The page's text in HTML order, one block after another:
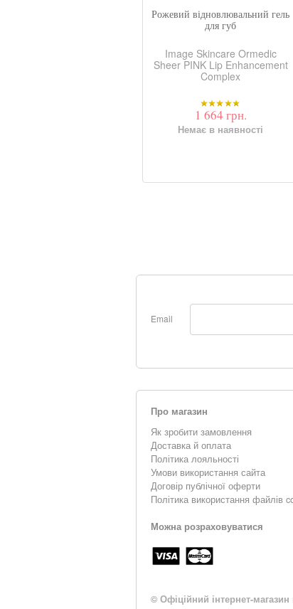
Рожевий відновлювальний гель
для губ
Image Skincare Ormedic
Sheer PINK Lip Enhancement
Complex
1 664 грн.
Немає в наявності
Email
Про магазин
Як зробити замовлення
Доставка й оплата
Політика лояльності
Умови використання сайта
Договір публічної оферти
Політика використання файлів
Можна розраховуватися
© Офіційний інтернет-